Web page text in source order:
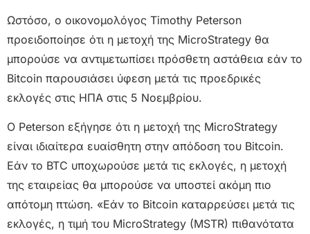
Ωστόσο, ο οικονομολόγος Timothy Peterson
προειδοποίησε ότι η μετοχή της MicroStrategy θα
μπορούσε να αντιμετωπίσει πρόσθετη αστάθεια εάν το
Bitcoin παρουσιάσει ύφεση μετά τις προεδρικές
εκλογές στις ΗΠΑ στις 5 Νοεμβρίου.
Ο Peterson εξήγησε ότι η μετοχή της MicroStrategy
είναι ιδιαίτερα ευαίσθητη στην απόδοση του Bitcoin.
Εάν το BTC υποχωρούσε μετά τις εκλογές, η μετοχή
της εταιρείας θα μπορούσε να υποστεί ακόμη πιο
απότομη πτώση. «Εάν το Bitcoin καταρρεύσει μετά τις
εκλογές, η τιμή του MicroStrategy (MSTR) πιθανότατα